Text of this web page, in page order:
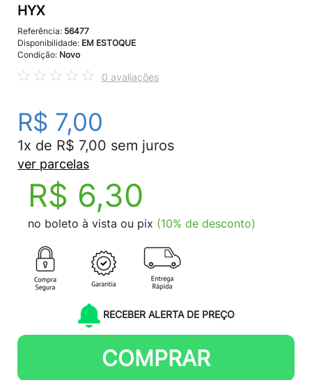
HYX
Referência: 56477
Disponibilidade: EM ESTOQUE
Condição: Novo
0 avaliações
R$ 7,00
1x de R$ 7,00 sem juros
ver parcelas
R$ 6,30
no boleto à vista ou pix (10% de desconto)
RECEBER ALERTA DE PREÇO
COMPRAR